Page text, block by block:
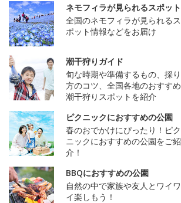
ネモフィラが見られるスポット
全国のネモフィラが見られるス
ポット情報などをお届け
潮干狩りガイド
旬な時期や準備するもの、採り
方のコツ、全国各地のおすすめ
潮干狩りスポットを紹介
ピクニックにおすすめの公園
春のおでかけにぴったり！ピク
ニックにおすすめの公園をご紹
介！
BBQにおすすめの公園
自然の中で家族や友人とワイワ
イ楽しもう！